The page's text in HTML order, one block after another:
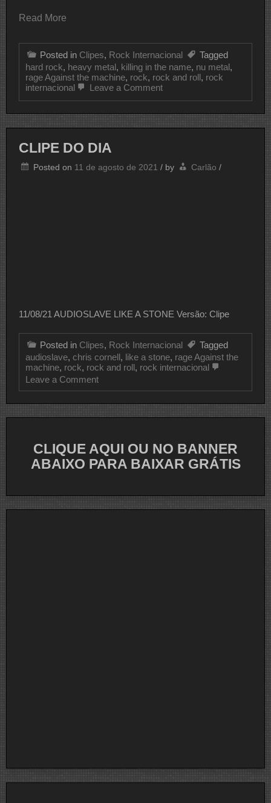
Read More
Posted in Clipes, Rock Internacional
Tagged
hard rock, heavy metal, killing in the name, nu metal,
rage Against the machine, rock, rock and roll, rock
internacional
Leave a Commenton
RAGE
CLIPE DO DIA
Posted on 11 de agosto de 2021 / by Carlão /
11/08/21 AUDIOSLAVE LIKE A STONE Versão: Clipe
Posted in Clipes, Rock Internacional
Tagged
audioslave, chris cornell, like a stone, rage Against the
machine, rock, rock and roll, rock internacional
Leave a Commenton
CLIPE
CLIQUE AQUI OU NO BANNER
ABAIXO PARA BAIXAR GRÁTIS